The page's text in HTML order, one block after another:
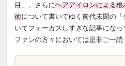
目」、さらにヘアアイロンによる
術について書いてゆく前代未聞の
いてフォーカスしすぎな記事にな
ファンの方々においては是非ご一読
どうすれば？
どっち？
ビビリ毛の原因
プレス圧とス